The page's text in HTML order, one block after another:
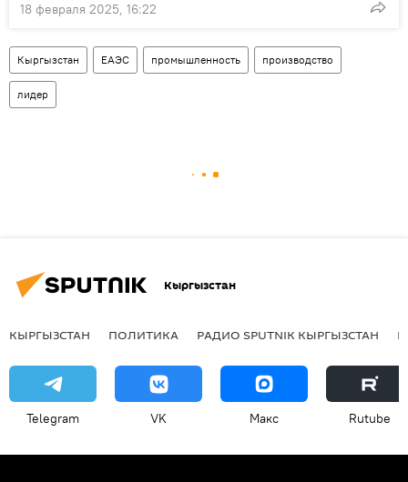
18 февраля 2025, 16:22
Кыргызстан ЕАЭС промышленность производство
лидер
Кыргызстан
КЫРГЫЗСТАН ПОЛИТИКА РАДИО SPUTNIK КЫРГЫЗСТАН
Telegram VK Макс Rutube